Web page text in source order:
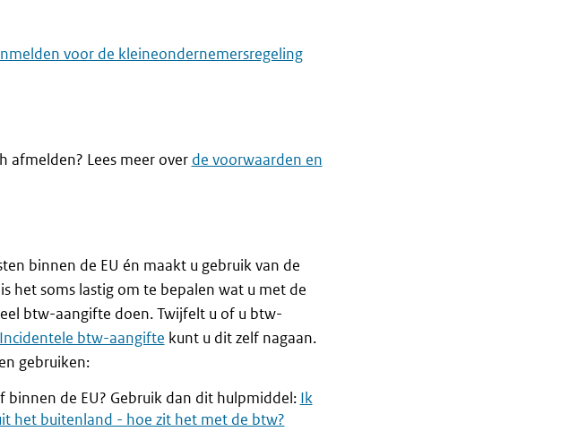
voor de kleineondernemersregeling
afmelden? Lees meer over de voorwaarden en
binnen de EU én maakt u gebruik van de
het soms lastig om te bepalen wat u met de
btw-aangifte doen. Twijfelt u of u btw-
btw-aangifte kunt u dit zelf nagaan.
gebruiken:
de EU? Gebruik dan dit hulpmiddel: Ik
het buitenland - hoe zit het met de btw?